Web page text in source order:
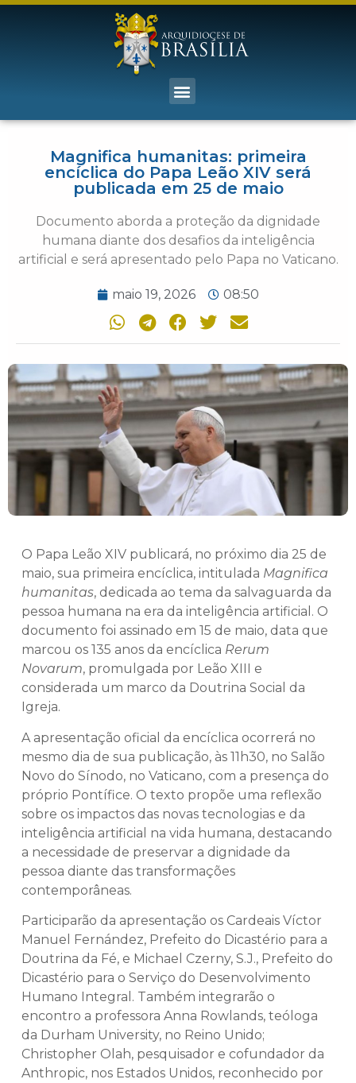
Magnifica humanitas: primeira
encíclica do Papa Leão XIV será
publicada em 25 de maio
Documento aborda a proteção da dignidade
humana diante dos desafios da inteligência
artificial e será apresentado pelo Papa no Vaticano.
maio 19, 2026 08:50
O Papa Leão XIV publicará, no próximo dia 25 de
maio, sua primeira encíclica, intitulada Magnifica
humanitas, dedicada ao tema da salvaguarda da
pessoa humana na era da inteligência artificial. O
documento foi assinado em 15 de maio, data que
marcou os 135 anos da encíclica Rerum
Novarum, promulgada por Leão XIII e
considerada um marco da Doutrina Social da
Igreja.
A apresentação oficial da encíclica ocorrerá no
mesmo dia de sua publicação, às 11h30, no Salão
Novo do Sínodo, no Vaticano, com a presença do
próprio Pontífice. O texto propõe uma reflexão
sobre os impactos das novas tecnologias e da
inteligência artificial na vida humana, destacando
a necessidade de preservar a dignidade da
pessoa diante das transformações
contemporâneas.
Participarão da apresentação os Cardeais Víctor
Manuel Fernández, Prefeito do Dicastério para a
Doutrina da Fé, e Michael Czerny, S.J., Prefeito do
Dicastério para o Serviço do Desenvolvimento
Humano Integral. Também integrarão o
encontro a professora Anna Rowlands, teóloga
da Durham University, no Reino Unido;
Christopher Olah, pesquisador e cofundador da
Anthropic, nos Estados Unidos, reconhecido por